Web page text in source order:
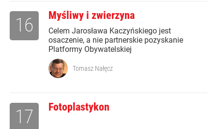
Myśliwy i zwierzyna
Celem Jarosława Kaczyńskiego jest
osaczenie, a nie partnerskie pozyskanie
Platformy Obywatelskiej
16
Tomasz Nałęcz
Fotoplastykon
17